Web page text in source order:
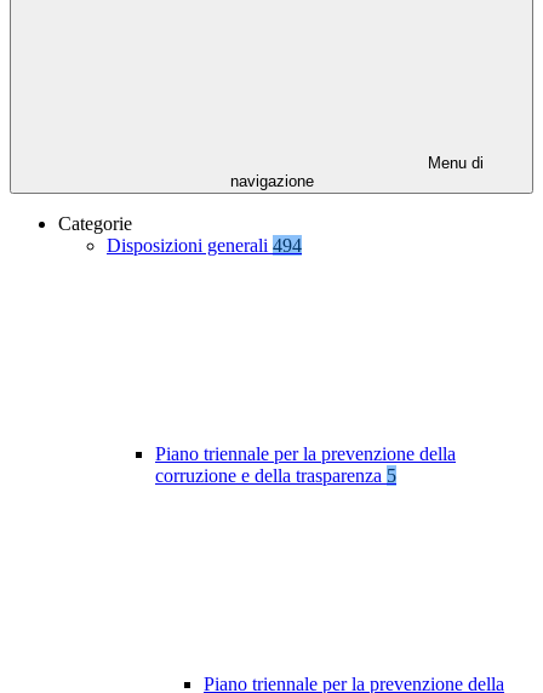
Menu di
navigazione
Categorie
Disposizioni generali 494
Piano triennale per la prevenzione della
corruzione e della trasparenza 5
Piano triennale per la prevenzione della